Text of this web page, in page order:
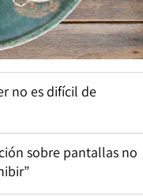
no es difícil de
sobre pantallas no